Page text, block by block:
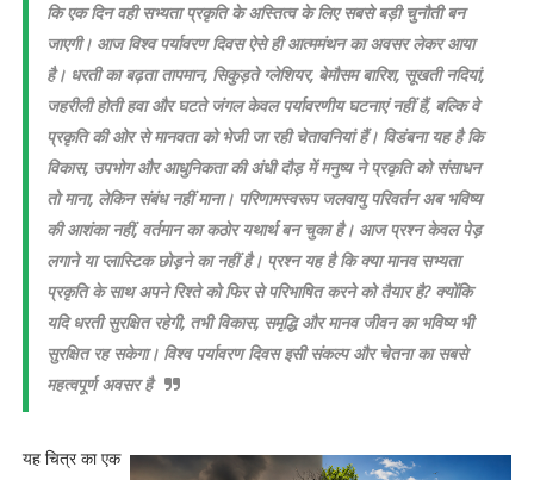
कि एक दिन वही सभ्यता प्रकृति के अस्तित्व के लिए सबसे बड़ी चुनौती बन
जाएगी। आज विश्व पर्यावरण दिवस ऐसे ही आत्ममंथन का अवसर लेकर आया
है। धरती का बढ़ता तापमान, सिकुड़ते ग्लेशियर, बेमौसम बारिश, सूखती नदियां,
जहरीली होती हवा और घटते जंगल केवल पर्यावरणीय घटनाएं नहीं हैं, बल्कि वे
प्रकृति की ओर से मानवता को भेजी जा रही चेतावनियां हैं। विडंबना यह है कि
विकास, उपभोग और आधुनिकता की अंधी दौड़ में मनुष्य ने प्रकृति को संसाधन
तो माना, लेकिन संबंध नहीं माना। परिणामस्वरूप जलवायु परिवर्तन अब भविष्य
की आशंका नहीं, वर्तमान का कठोर यथार्थ बन चुका है। आज प्रश्न केवल पेड़
लगाने या प्लास्टिक छोड़ने का नहीं है। प्रश्न यह है कि क्या मानव सभ्यता
प्रकृति के साथ अपने रिश्ते को फिर से परिभाषित करने को तैयार है? क्योंकि
यदि धरती सुरक्षित रहेगी, तभी विकास, समृद्धि और मानव जीवन का भविष्य भी
सुरक्षित रह सकेगा। विश्व पर्यावरण दिवस इसी संकल्प और चेतना का सबसे
महत्वपूर्ण अवसर है
यह चित्र का एक